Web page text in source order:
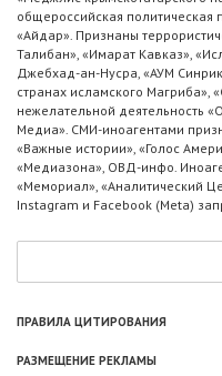
общероссийская политическая
«Айдар». Признаны
Талибан», «Имарат Кавказ»,
Джебхад-ан-Нусра, «АУМ
странах исламского Магриба»,
нежелательной деятельность
Медиа». СМИ-иноагентами
«Важные истории», «Голос
«Медиазона», ОВД-инфо.
«Мемориал», «Аналитический
Instagram и Facebook (Metа)
ПРАВИЛА ЦИТИРОВАНИЯ
РАЗМЕЩЕНИЕ РЕКЛАМЫ